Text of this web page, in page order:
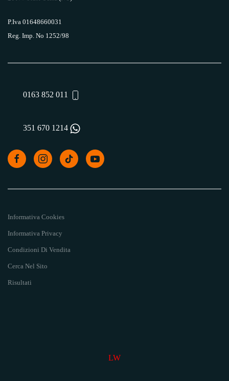
P.Iva 01648660031
Reg. Imp. No 1252/98
0163 852 011
351 670 1214
Informativa Cookies
Informativa Privacy
Condizioni Di Vendita
Cerca Nel Sito
Risultati
LW